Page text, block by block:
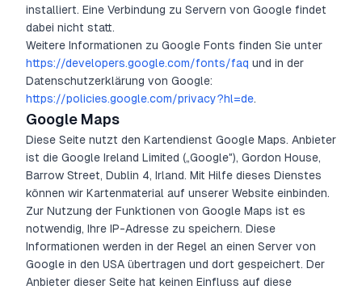
installiert. Eine Verbindung zu Servern von Google findet
dabei nicht statt.
Weitere Informationen zu Google Fonts finden Sie unter
https://developers.google.com/fonts/faq und in der
Datenschutzerklärung von Google:
https://policies.google.com/privacy?hl=de.
Google Maps
Diese Seite nutzt den Kartendienst Google Maps. Anbieter
ist die Google Ireland Limited („Google"), Gordon House,
Barrow Street, Dublin 4, Irland. Mit Hilfe dieses Dienstes
können wir Kartenmaterial auf unserer Website einbinden.
Zur Nutzung der Funktionen von Google Maps ist es
notwendig, Ihre IP-Adresse zu speichern. Diese
Informationen werden in der Regel an einen Server von
Google in den USA übertragen und dort gespeichert. Der
Anbieter dieser Seite hat keinen Einfluss auf diese